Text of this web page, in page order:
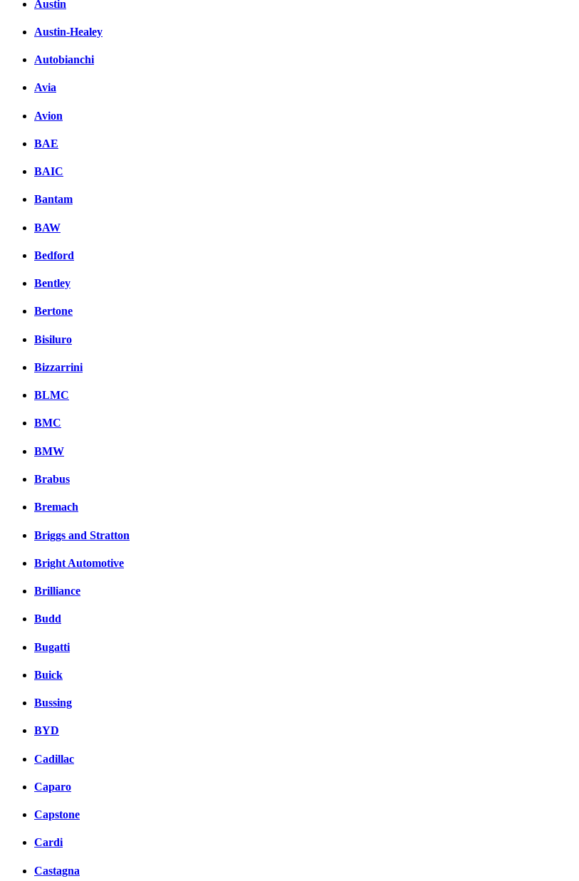
Austin
Austin-Healey
Autobianchi
Avia
Avion
BAE
BAIC
Bantam
BAW
Bedford
Bentley
Bertone
Bisiluro
Bizzarrini
BLMC
BMC
BMW
Brabus
Bremach
Briggs and Stratton
Bright Automotive
Brilliance
Budd
Bugatti
Buick
Bussing
BYD
Cadillac
Caparo
Capstone
Cardi
Castagna